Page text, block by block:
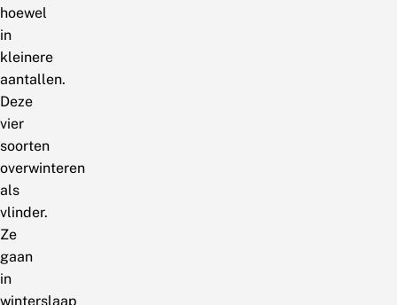
hoewel
in
kleinere
aantallen.
Deze
vier
soorten
overwinteren
als
vlinder.
Ze
gaan
in
winterslaap